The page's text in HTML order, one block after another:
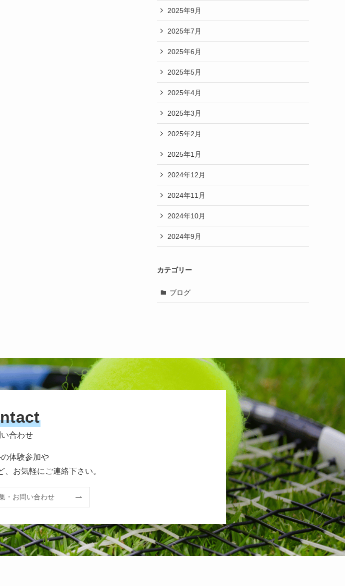
2025年9月
2025年7月
2025年6月
2025年5月
2025年4月
2025年3月
2025年2月
2025年1月
2024年12月
2024年11月
2024年10月
2024年9月
カテゴリー
ブログ
合わせ
体験参加や
お気軽にご連絡下さい。
・お問い合わせ